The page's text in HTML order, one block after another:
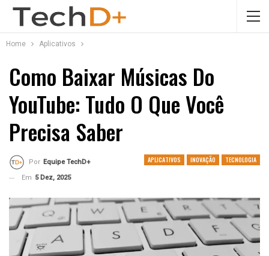
Home Aplicativos
Como Baixar Músicas Do
YouTube: Tudo O Que Você
Precisa Saber
APLICATIVOS INOVAÇÃO TECNOLOGIA
Por Equipe TechD+
Em 5 Dez, 2025